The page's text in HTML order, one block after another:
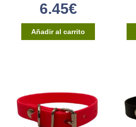
6.45€
Añadir al carrito